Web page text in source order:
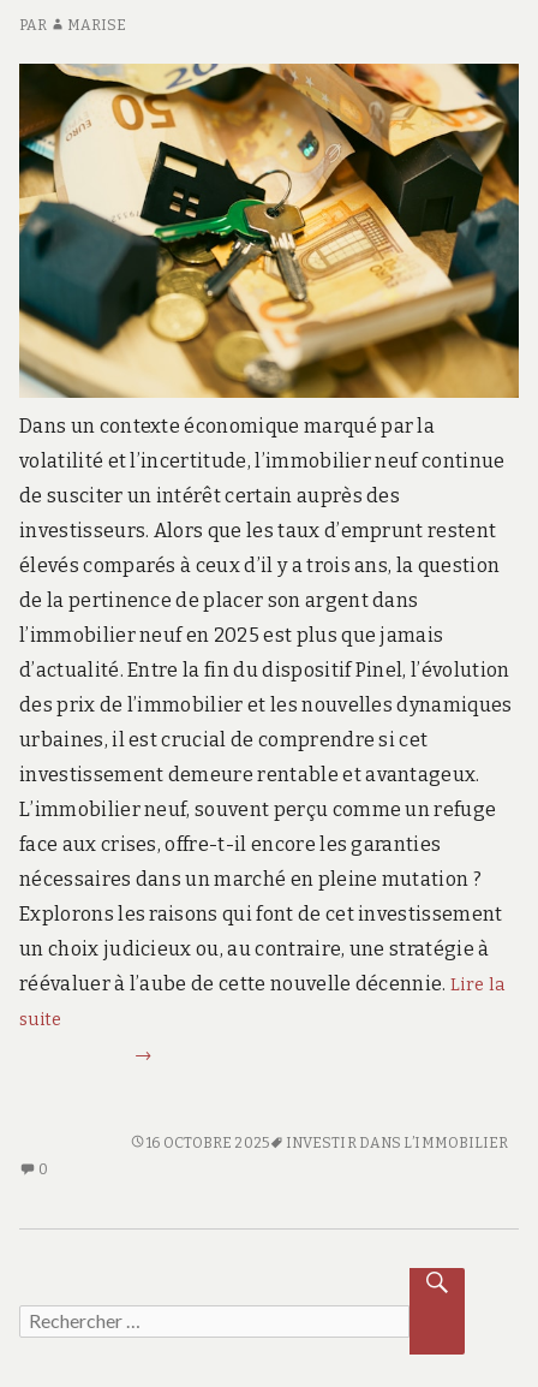
.
o
PAR MARISE
Dans un contexte économique marqué par la
volatilité et l’incertitude, l’immobilier neuf continue
de susciter un intérêt certain auprès des
investisseurs. Alors que les taux d’emprunt restent
élevés comparés à ceux d’il y a trois ans, la question
de la pertinence de placer son argent dans
l’immobilier neuf en 2025 est plus que jamais
d’actualité. Entre la fin du dispositif Pinel, l’évolution
des prix de l’immobilier et les nouvelles dynamiques
urbaines, il est crucial de comprendre si cet
investissement demeure rentable et avantageux.
L’immobilier neuf, souvent perçu comme un refuge
face aux crises, offre-t-il encore les garanties
nécessaires dans un marché en pleine mutation ?
Explorons les raisons qui font de cet investissement
un choix judicieux ou, au contraire, une stratégie à
réévaluer à l’aube de cette nouvelle décennie.Lire la
suite
→
INTÉRESSANT ?
16 OCTOBRE 2025
INVESTIR DANS L’IMMOBILIER
0